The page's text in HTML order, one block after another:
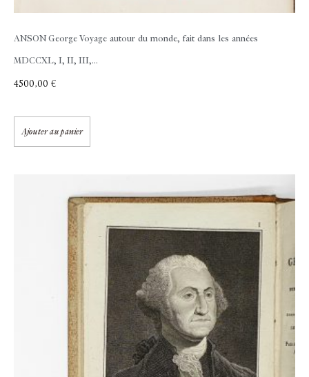
ANSON George Voyage autour du monde, fait dans les années
MDCCXL, I, II, III,...
4500,00 €
Ajouter au panier